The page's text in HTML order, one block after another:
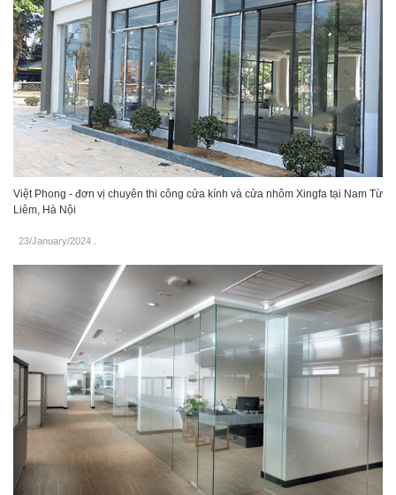
Việt Phong - đơn vị chuyên thi công cửa kính và cửa nhôm Xingfa tại Nam Từ
Liêm, Hà Nội
23/January/2024